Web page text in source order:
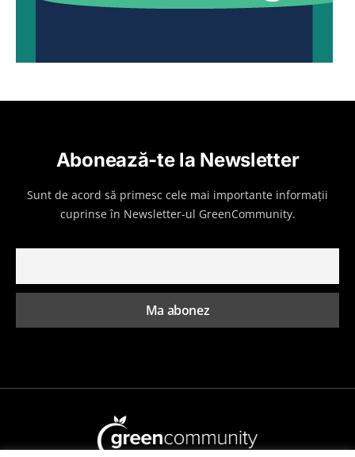
Abonează-te la Newsletter
Sunt de acord să primesc cele mai importante informații
cuprinse în Newsletter-ul GreenCommunity.